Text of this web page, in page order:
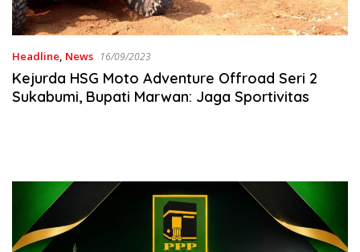
Headline, News 16/09/2023
Kejurda HSG Moto Adventure Offroad Seri 2
Sukabumi, Bupati Marwan: Jaga Sportivitas